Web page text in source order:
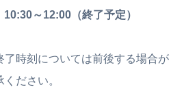
～12:00（終了予定）
時刻については前後する場合が
ださい。